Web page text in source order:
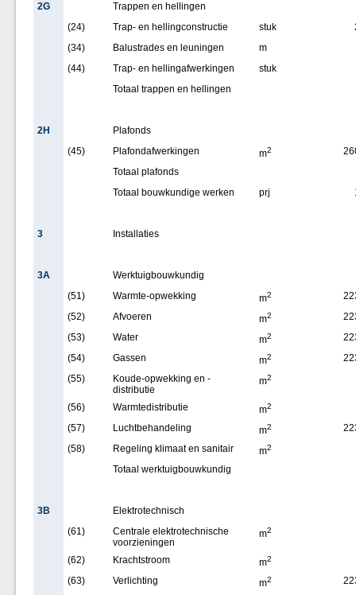
2G
Trappen en hellingen
(24)
Trap- en hellingconstructie stuk
(34)
Balustrades en leuningen
m
(44)
Trap- en hellingafwerkingen
stuk
Totaal trappen en hellingen
2H
Plafonds
(45)
Plafondafwerkingen m2
Totaal plafonds
Totaal bouwkundige werken
prj
3 Installaties
3A
Werktuigbouwkundig
(51)
Warmte-opwekking m2
(52)
Afvoeren m2
(53)
Water m2
(54)
Gassen m2
(55)
Koude-opwekking en -
distributie
m2
(56) Warmtedistributie m2
(57) Luchtbehandeling m2
(58)
Regeling klimaat en sanitair m2
Totaal werktuigbouwkundig
3B
Elektrotechnisch
(61)
Centrale elektrotechnische
voorzieningen
m2
(62) Krachtstroom m2
(63) Verlichting m2